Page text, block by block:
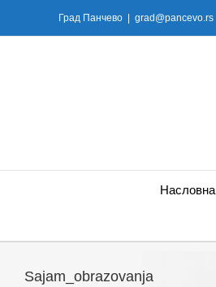
Град Панчево grad@pancevo.rs
Насловна
Sajam_obrazovanja